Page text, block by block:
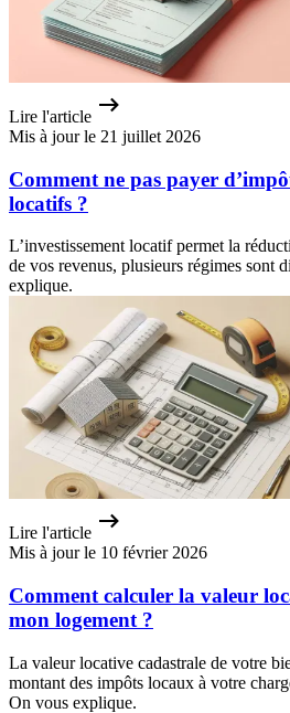
Lire l'article
Mis à jour le 21 juillet 2026
Comment ne pas payer
locatifs ?
L’investissement locatif permet la
de vos revenus, plusieurs régimes sont
explique.
Lire l'article
Mis à jour le 10 février 2026
Comment calculer la valeur
mon logement ?
La valeur locative cadastrale de votre
montant des impôts locaux à votre
On vous explique.